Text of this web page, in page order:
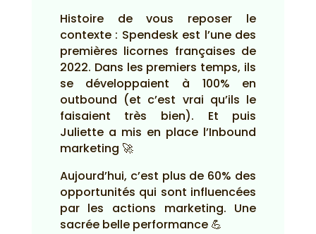
Histoire de vous reposer le
contexte : Spendesk est l’une des
premières licornes françaises de
2022. Dans les premiers temps, ils
se développaient à 100% en
outbound (et c’est vrai qu’ils le
faisaient très bien). Et puis
Juliette a mis en place l’Inbound
marketing 🚀
Aujourd’hui, c’est plus de 60% des
opportunités qui sont influencées
par les actions marketing. Une
sacrée belle performance 💪